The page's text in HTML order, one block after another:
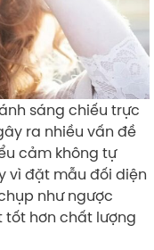
sáng chiếu trực
ra nhiều vấn đề
cảm không tự
vì đặt mẫu đối diện
như ngược
tốt hơn chất lượng